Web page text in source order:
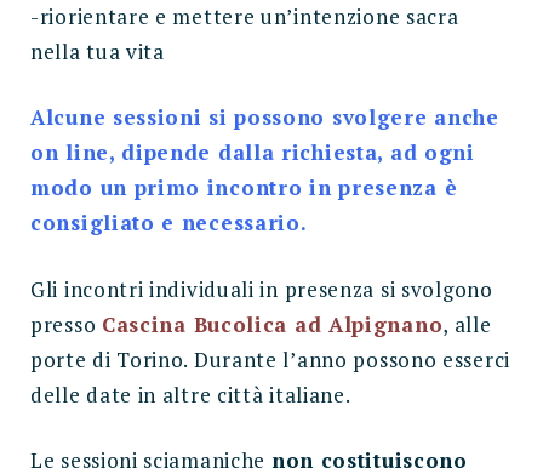
-riorientare e mettere un’intenzione sacra
nella tua vita
Alcune sessioni si possono svolgere anche
on line, dipende dalla richiesta, ad ogni
modo un primo incontro in presenza è
consigliato e necessario.
Gli incontri individuali in presenza si svolgono
presso Cascina Bucolica ad Alpignano, alle
porte di Torino. Durante l’anno possono esserci
delle date in altre città italiane.
Le sessioni sciamaniche non costituiscono